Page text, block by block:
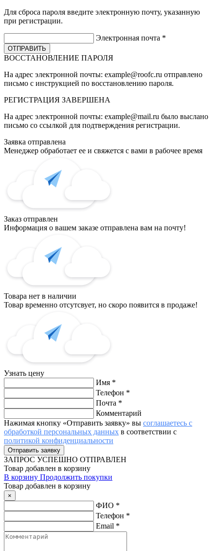
Для сброса пароля введите электронную почту, указанную
при регистрации.
Электронная почта *
ВОССТАНОВЛЕНИЕ ПАРОЛЯ
На адрес электронной почты: example@roofc.ru отправлено
письмо с инструкцией по восстановлению пароля.
РЕГИСТРАЦИЯ ЗАВЕРШЕНА
На адрес электронной почты: example@mail.ru было выслано
письмо со ссылкой для подтверждения регистрации.
Заявка отправлена
Менеджер обработает ее и свяжется с вами в рабочее время
Заказ отправлен
Информация о вашем заказе отправлена вам на почту!
Товара нет в наличии
Товар временно отсутсвует, но скоро появится в продаже!
Узнать цену
Имя *
Телефон *
Почта *
Комментарий
Нажимая кнопку «Отправить заявку» вы соглашаетесь с
обработкой персональных данных в соответствии с
политикой конфиденциальности
ЗАПРОС УСПЕШНО ОТПРАВЛЕН
Товар добавлен в корзину
В корзину Продолжить покупки
Товар добавлен в корзину
×
ФИО *
Телефон *
Email *